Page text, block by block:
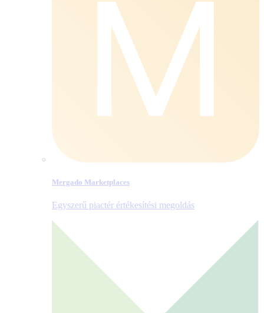
Mergado Marketplaces
Egyszerű piactér értékesítési megoldás